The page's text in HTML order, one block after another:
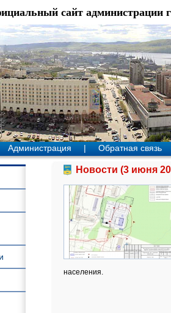
сайт администрации
Администрация | Обратная связь
Новости (3 июня
населения.